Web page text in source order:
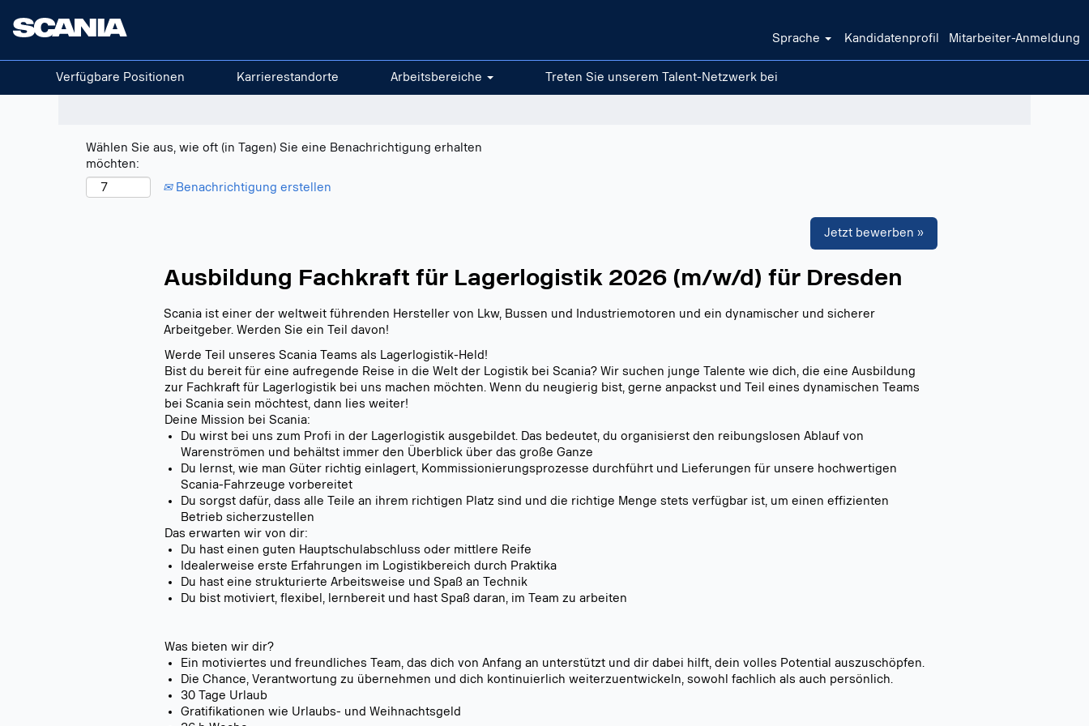
Sprache Kandidatenprofil Mitarbeiter-Anmeldung
Verfügbare Positionen Karrierestandorte Arbeitsbereiche Treten Sie unserem Talent-Netzwerk bei
Mehr Optionen anzeigen
Wählen Sie aus, wie oft (in Tagen) Sie eine Benachrichtigung erhalten
möchten:
Benachrichtigung erstellen
Jetzt bewerben »
Ausbildung Fachkraft für Lagerlogistik 2026 (m/w/d) für Dresden
Scania ist einer der weltweit führenden Hersteller von Lkw, Bussen und Industriemotoren und ein dynamischer und sicherer
Arbeitgeber. Werden Sie ein Teil davon!
Werde Teil unseres Scania Teams als Lagerlogistik-Held!
Bist du bereit für eine aufregende Reise in die Welt der Logistik bei Scania? Wir suchen junge Talente wie dich, die eine Ausbildung
zur Fachkraft für Lagerlogistik bei uns machen möchten. Wenn du neugierig bist, gerne anpackst und Teil eines dynamischen Teams
bei Scania sein möchtest, dann lies weiter!
Deine Mission bei Scania:
Du wirst bei uns zum Profi in der Lagerlogistik ausgebildet. Das bedeutet, du organisierst den reibungslosen Ablauf von
Warenströmen und behältst immer den Überblick über das große Ganze
Du lernst, wie man Güter richtig einlagert, Kommissionierungsprozesse durchführt und Lieferungen für unsere hochwertigen
Scania-Fahrzeuge vorbereitet
Du sorgst dafür, dass alle Teile an ihrem richtigen Platz sind und die richtige Menge stets verfügbar ist, um einen effizienten
Betrieb sicherzustellen
Das erwarten wir von dir:
Du hast einen guten Hauptschulabschluss oder mittlere Reife
Idealerweise erste Erfahrungen im Logistikbereich durch Praktika
Du hast eine strukturierte Arbeitsweise und Spaß an Technik
Du bist motiviert, flexibel, lernbereit und hast Spaß daran, im Team zu arbeiten
Was bieten wir dir?
Ein motiviertes und freundliches Team, das dich von Anfang an unterstützt und dir dabei hilft, dein volles Potential auszuschöpfen.
Die Chance, Verantwortung zu übernehmen und dich kontinuierlich weiterzuentwickeln, sowohl fachlich als auch persönlich.
30 Tage Urlaub
Gratifikationen wie Urlaubs- und Weihnachtsgeld